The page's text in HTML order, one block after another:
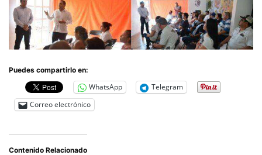
Puedes compartirlo en:
WhatsApp
Telegram
Correo electrónico
Contenido Relacionado